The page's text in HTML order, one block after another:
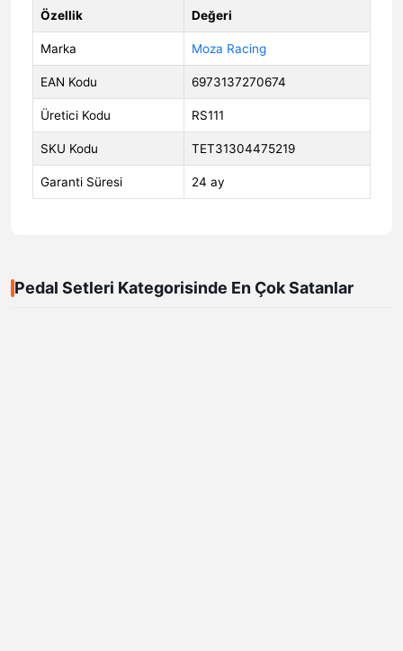
Özellik Değeri
Marka Moza Racing
EAN Kodu 6973137270674
Üretici Kodu RS111
SKU Kodu TET31304475219
Garanti Süresi 24 ay
Pedal Setleri Kategorisinde En Çok Satanlar